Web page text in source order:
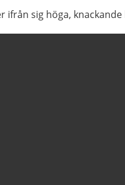
ifrån sig höga,